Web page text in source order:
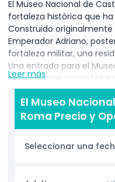
El Museo Nacional de
fortaleza histórica que
Construido
Emperador Adriano,
fortaleza militar, una
Una entrada para el
permite a los visitantes
y descubrir su rica
Dentro del Museo
ver armas antiguas,
castillo con el Vaticano.
que esta fortaleza ha
Leer más
El Museo
Roma Precio y
Seleccionar una